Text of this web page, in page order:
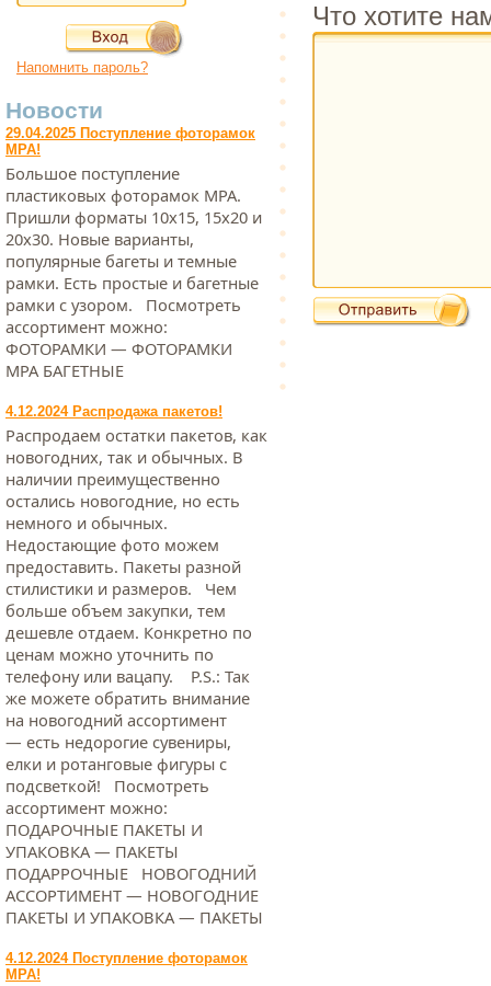
Напомнить пароль?
Новости
29.04.2025 Поступление фоторамок
МРА!
Большое поступление
пластиковых фоторамок МРА.
Пришли форматы 10х15, 15х20 и
20х30. Новые варианты,
популярные багеты и темные
рамки. Есть простые и багетные
рамки с узором. Посмотреть
ассортимент можно:
ФОТОРАМКИ — ФОТОРАМКИ
МРА БАГЕТНЫЕ
4.12.2024 Распродажа пакетов!
Распродаем остатки пакетов, как
новогодних, так и обычных. В
наличии преимущественно
остались новогодние, но есть
немного и обычных.
Недостающие фото можем
предоставить. Пакеты разной
стилистики и размеров. Чем
больше объем закупки, тем
дешевле отдаем. Конкретно по
ценам можно уточнить по
телефону или вацапу. Р.S.: Так
же можете обратить внимание
на новогодний ассортимент
— есть недорогие сувениры,
елки и ротанговые фигуры с
подсветкой! Посмотреть
ассортимент можно:
ПОДАРОЧНЫЕ ПАКЕТЫ И
УПАКОВКА — ПАКЕТЫ
ПОДАРРОЧНЫЕ НОВОГОДНИЙ
АССОРТИМЕНТ — НОВОГОДНИЕ
ПАКЕТЫ И УПАКОВКА — ПАКЕТЫ
4.12.2024 Поступление фоторамок
МРА!
Что хотите